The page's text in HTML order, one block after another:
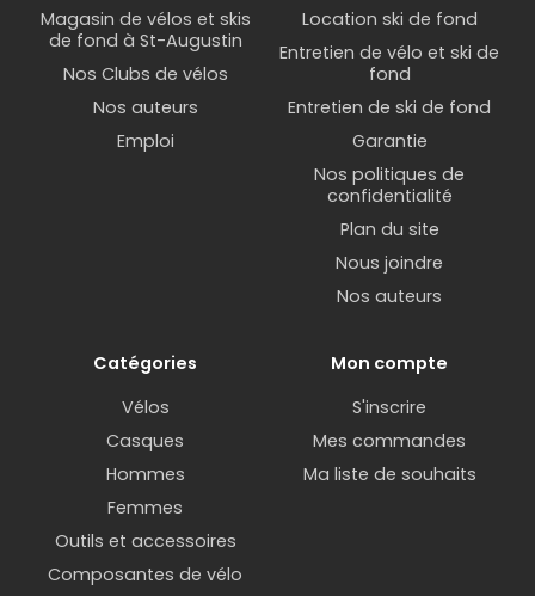
Ils permettent de suivre un parcours, d'être guidé
virage par virage et même de recalculer un
itinéraire en cours de route. Ce type degps pour
apporte une vraie liberté, surtout si vous
roulez dans des zones que vous connaissez moins.
WAHOO ELEMNT
sont des références solides dans cette
Compteur gps pour vélo orienté
Pour les cyclistes qui veulent progresser, un
compteur gps pour vélo
orienté performance
est un incontournable.
Ces modèles offrent des données avancées
comme la puissance, la cadence ou la fréquence
cardiaque. Ils permettent aussi de suivre des
entraînements structurés et d'analyser en détail
Magasin de vélos et skis
de fond à St-Augustin
Nos Clubs de vélos
Nos auteurs
Emploi
Location ski de fond
Entretien de vélo et ski de
fond
Entretien de ski de fond
Garantie
Nos politiques de
confidentialité
Plan du site
Nous joindre
Nos auteurs
Catégories
Vélos
Casques
Hommes
Femmes
Outils et accessoires
Composantes de vélo
Mon compte
S'inscrire
Mes commandes
Ma liste de souhaits